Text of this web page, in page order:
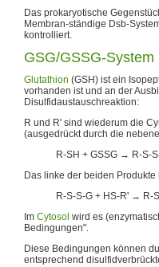
Das prokaryotische
Membran-ständige Dsb-
kontrolliert.
GSG/GSSG-System
Glutathion (GSH) ist ein
vorhanden ist und an der
Disulfidaustauschreaktion:
R und R' sind wiederum die
(ausgedrückt durch die
R-SH + GSSG → R-S-
Das linke der beiden
R-S-S-G + HS-R' → R-
Im Cytosol wird es
Bedingungen".
Diese Bedingungen können
entsprechend